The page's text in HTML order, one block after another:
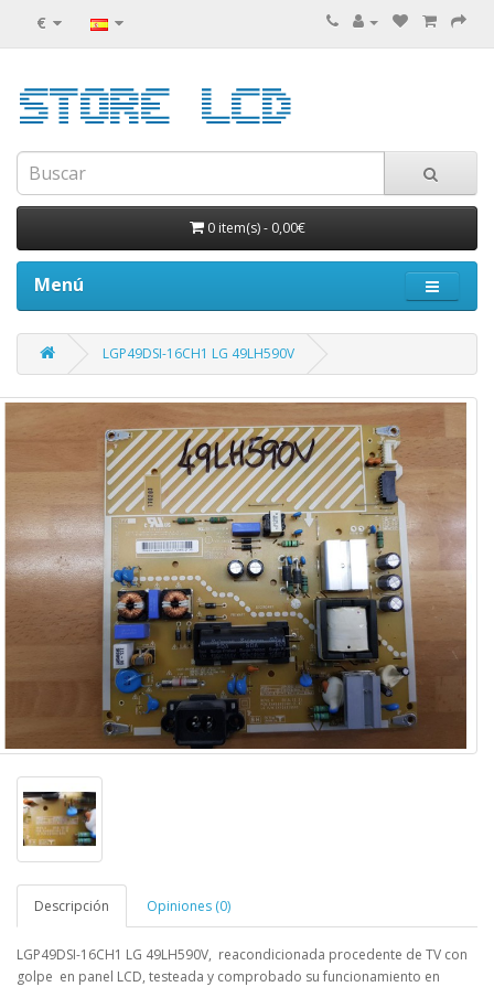
€
0 item(s)- 0,00€
Menú
LGP49DSI-16CH1 LG 49LH590V
Descripción Opiniones (0)
LGP49DSI-16CH1 LG 49LH590V, reacondicionada procedente de TV con
golpe en panel LCD, testeada y comprobado su funcionamiento en